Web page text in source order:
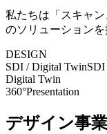
私たちは「スキャン
のソリューションを
DESIGN
SDI / Digital TwinSDI
Digital Twin
360°Presentation
デザイン事